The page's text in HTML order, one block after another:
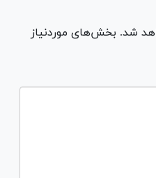
شد. بخش‌های موردنیاز